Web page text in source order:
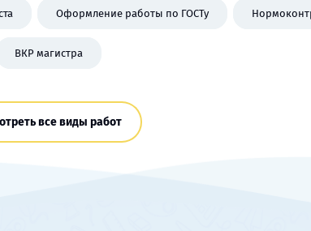
Оформление работы по ГОСТу
ВКР магистра
все виды работ